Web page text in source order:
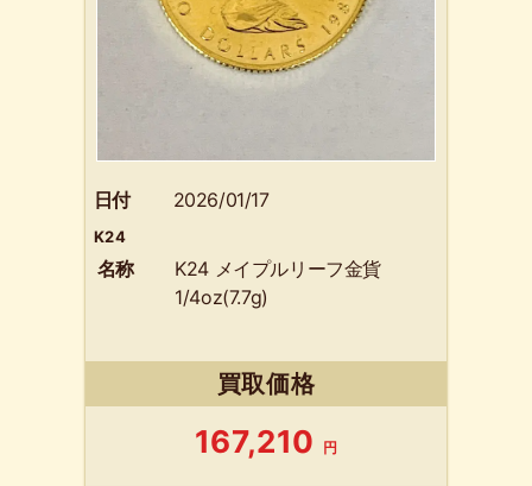
日付 2026/01/17
K24
名称
K24 メイプルリーフ金貨
1/4oz(7.7g)
買取価格
167,210 円